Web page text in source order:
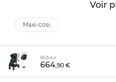
Voir
maxi-cosi
803,90 €
664,90 €